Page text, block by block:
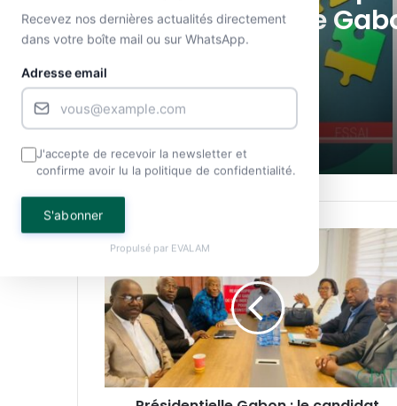
bouclier pour la
des nourrissons
Présidentielle
Gabon
:
le
candidat
consensuel
connu
ce
18
Recevez nos dernières actualités directement
dans votre boîte mail ou sur WhatsApp.
Adresse email
J'accepte de recevoir la newsletter et
confirme avoir lu la politique de confidentialité.
S'abonner
Propulsé par EVALAM